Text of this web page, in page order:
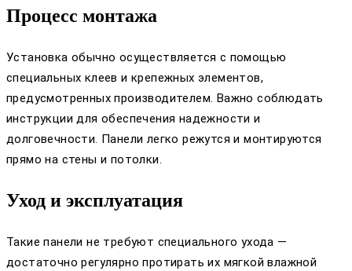
Процесс монтажа
Установка обычно осуществляется с помощью
специальных клеев и крепежных элементов,
предусмотренных производителем. Важно соблюдать
инструкции для обеспечения надежности и
долговечности. Панели легко режутся и монтируются
прямо на стены и потолки.
Уход и эксплуатация
Такие панели не требуют специального ухода —
достаточно регулярно протирать их мягкой влажной